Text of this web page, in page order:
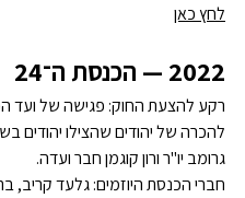
לחץ כאן
2022 — הכנסת ה־24
רקע להצעת החוק: פגישה של ועד
להכרה של יהודים שהצילו יהודים
גרומב יו"ר ורון קוגמן חבר ועדה.
חברי הכנסת היוזמים: גלעד קריב,